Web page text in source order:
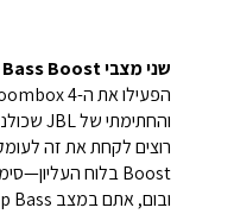
שני מצבי Bass Boost להתאמה מושלמת לאווירה
והחתימתי של JBL שכולנו אוהבים.